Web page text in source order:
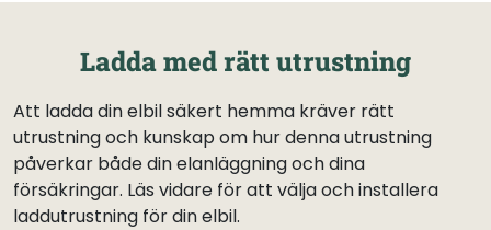
Ladda med rätt utrustning
Att ladda din elbil säkert hemma kräver rätt
utrustning och kunskap om hur denna utrustning
påverkar både din elanläggning och dina
försäkringar. Läs vidare för att välja och installera
laddutrustning för din elbil.